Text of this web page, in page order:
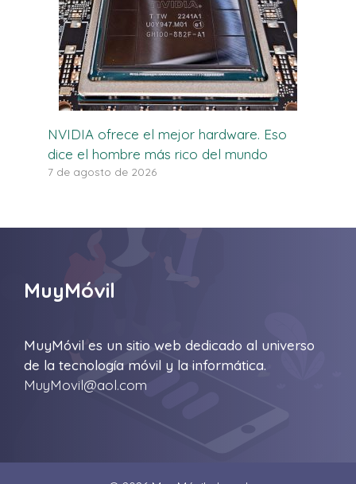
NVIDIA ofrece el mejor hardware. Eso
dice el hombre más rico del mundo
7 de agosto de 2026
MuyMóvil
MuyMóvil es un sitio web dedicado al universo
de la tecnología móvil y la informática.
MuyMovil@aol.com